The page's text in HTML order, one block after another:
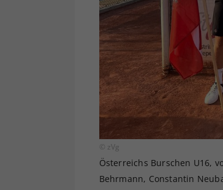
© zVg
Österreichs Burschen U16,
Behrmann, Constantin